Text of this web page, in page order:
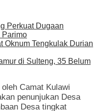
Perkuat Dugaan
Parimo
Oknum Tengkulak Durian
di Sulteng, 35 Belum
Camat Kulawi
penunjukan Desa
Desa tingkat